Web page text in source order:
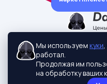
2015-2026
Актуальные адреса:
Мы используем куки,
работал.
Продолжая им
на обработку ваших